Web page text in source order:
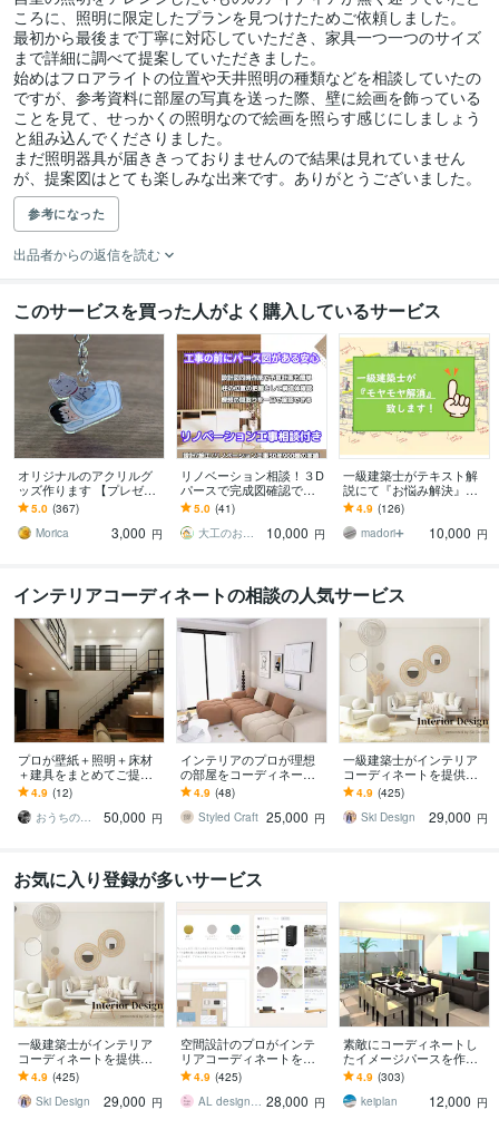
ころに、照明に限定したプランを見つけたためご依頼しました。
最初から最後まで丁寧に対応していただき、家具一つ一つのサイズ
まで詳細に調べて提案していただきました。
始めはフロアライトの位置や天井照明の種類などを相談していたの
ですが、参考資料に部屋の写真を送った際、壁に絵画を飾っている
ことを見て、せっかくの照明なので絵画を照らす感じにしましょう
と組み込んでくださりました。
まだ照明器具が届ききっておりませんので結果は見れていません
が、提案図はとても楽しみな出来です。ありがとうございました。
参考になった
出品者からの返信を読む
このサービスを買った人がよく購入しているサービス
オリジナルのアクリルグ
ッズ作ります 【プレゼン
ト、販促展示品に】キー
ホルダーやアクリルスタ
ンド
5.0 (367)
Morica
3,000 円
リノベーション相談！３D
パースで完成図確認でき
ます 安心な構造計算済み
の３Dパースで楽しくリノ
ベーション計画！
5.0 (41)
大工のおっちゃん工房一級建築士
10,000 円
一級建築士がテキスト解
説にて『お悩み解決』致
します ▶︎30年の経験値を
活かした、間取り診断と
暮らし提案を…。
4.9 (126)
madori➕
10,000 円
インテリアコーディネートの相談の人気サービス
プロが壁紙＋照明＋床材
＋建具をまとめてご提案
します 一級建築士が床
材・壁紙・建具・照明選
びを品番・価格つきで提
4.9 (12)
おうちのアドバイザー ｉｕ建築企画
50,000 円
インテリアのプロが理想
の部屋をコーディネート
します 現役インテリアコ
ーディネーターが3Dパー
ス付きで提案します
4.9 (48)
Styled Craft 25,000 円
一級建築士がインテリア
コーディネートを提供し
ます 誰でも相談しやすい
価格で、お部屋作りのお
手伝い！
4.9 (425)
Ski Design
29,000 円
お気に入り登録が多いサービス
一級建築士がインテリア
コーディネートを提供し
ます 誰でも相談しやすい
価格で、お部屋作りのお
手伝い！
4.9 (425)
Ski Design
29,000 円
空間設計のプロがインテ
リアコーディネートをし
ます 平面プランと家具の
ご提案シート、家具購入
リストをご納品！
4.9 (425)
AL design studio 28,000 円
素敵にコーディネートし
たイメージパースを作成
します プロのインテリア
コーディネーターが理想
のお部屋作りをお手伝い
4.9 (303)
keiplan
12,000 円